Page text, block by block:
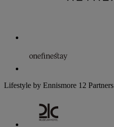
Lifestyle by Ennismore 12 Partners